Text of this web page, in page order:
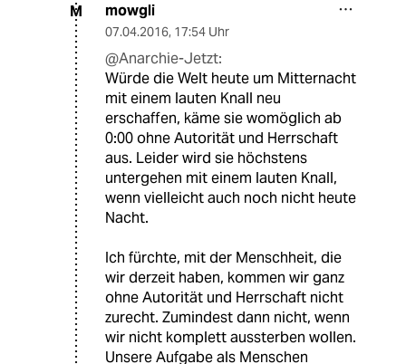
M mowgli
07.04.2016, 17:54 Uhr
@Anarchie-Jetzt:
Würde die Welt heute um Mitternacht
mit einem lauten Knall neu
erschaffen, käme sie womöglich ab
0:00 ohne Autorität und Herrschaft
aus. Leider wird sie höchstens
untergehen mit einem lauten Knall,
wenn vielleicht auch noch nicht heute
Nacht.
Ich fürchte, mit der Menschheit, die
wir derzeit haben, kommen wir ganz
ohne Autorität und Herrschaft nicht
zurecht. Zumindest dann nicht, wenn
wir nicht komplett aussterben wollen.
Unsere Aufgabe als Menschen